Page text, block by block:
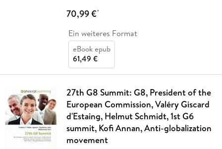
70,99 €*
Ein weiteres Format
eBook epub
61,49 €
27th G8 Summit: G8, President of the
European Commission, Valéry Giscard
d'Estaing, Helmut Schmidt, 1st G6
summit, Kofi Annan, Anti-globalization
movement